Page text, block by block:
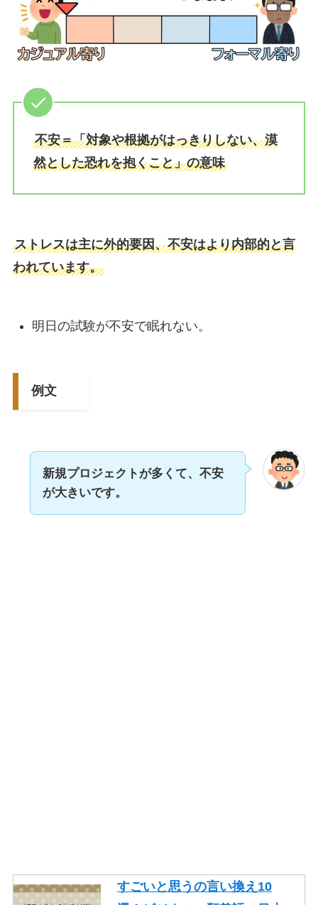
不安＝「対象や根拠がはっきりしない、漠
然とした恐れを抱くこと」の意味
ストレスは主に外的要因、不安はより内部的と言
われています。
明日の試験が不安で眠れない。
例文
新規プロジェクトが多くて、不安
が大きいです。
すごいと思うの言い換え10